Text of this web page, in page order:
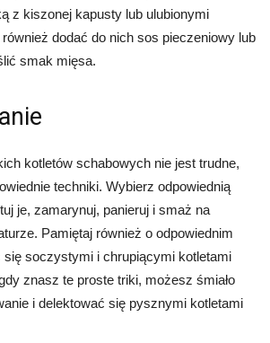
z kiszonej kapusty lub ulubionymi
dodać do nich sos pieczeniowy lub
smak mięsa.
kotletów schabowych nie jest trudne,
techniki. Wybierz odpowiednią
je, zamarynuj, panieruj i smaż na
Pamiętaj również o odpowiednim
się soczystymi i chrupiącymi kotletami
znasz te proste triki, możesz śmiało
i delektować się pysznymi kotletami